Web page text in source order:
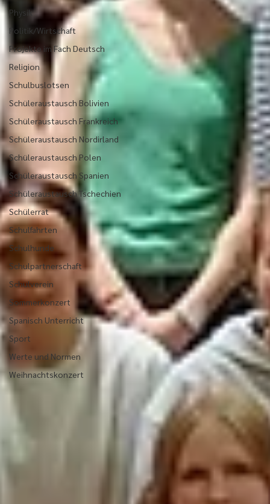
Physik
Politik/Wirtschaft
Projekte im Fach Deutsch
Religion
Schulbuslotsen
Schüleraustausch Bolivien
Schüleraustausch Frankreich
Schüleraustausch Nordirland
Schüleraustausch Polen
Schüleraustausch Spanien
Schüleraustausch Tschechien
Schülerrat
Schulfahrten
Schulhunde
Schulpartnerschaft
Schulverein
Sommerkonzert
Spanisch Unterricht
Sport
Werte und Normen
Weihnachtskonzert